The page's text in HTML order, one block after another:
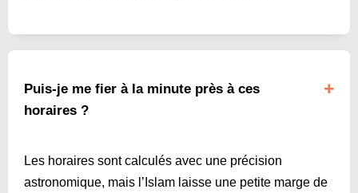
Puis-je me fier à la minute près à ces
horaires ?
Les horaires sont calculés avec une précision
astronomique, mais l’Islam laisse une petite marge de